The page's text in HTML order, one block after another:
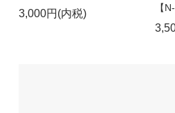
3,000円(内税)
【